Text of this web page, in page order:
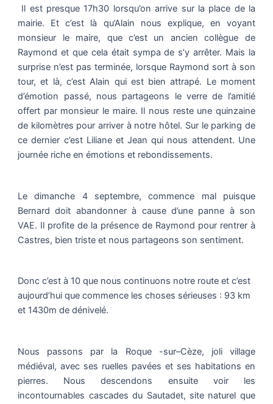
Il est presque 17h30 lorsqu’on arrive sur la place de la
mairie. Et c’est là qu’Alain nous explique, en voyant
monsieur le maire, que c’est un ancien collègue de
Raymond et que cela était sympa de s’y arrêter. Mais la
surprise n’est pas terminée, lorsque Raymond sort à son
tour, et là, c’est Alain qui est bien attrapé. Le moment
d’émotion passé, nous partageons le verre de l’amitié
offert par monsieur le maire. Il nous reste une quinzaine
de kilomètres pour arriver à notre hôtel. Sur le parking de
ce dernier c’est Liliane et Jean qui nous attendent. Une
journée riche en émotions et rebondissements.
Le dimanche 4 septembre, commence mal puisque
Bernard doit abandonner à cause d’une panne à son
VAE. Il profite de la présence de Raymond pour rentrer à
Castres, bien triste et nous partageons son sentiment.
Donc c’est à 10 que nous continuons notre route et c’est
aujourd’hui que commence les choses sérieuses : 93 km
et 1430m de dénivelé.
Nous passons par la Roque -sur–Cèze, joli village
médiéval, avec ses ruelles pavées et ses habitations en
pierres. Nous descendons ensuite voir les
incontournables cascades du Sautadet, site naturel que